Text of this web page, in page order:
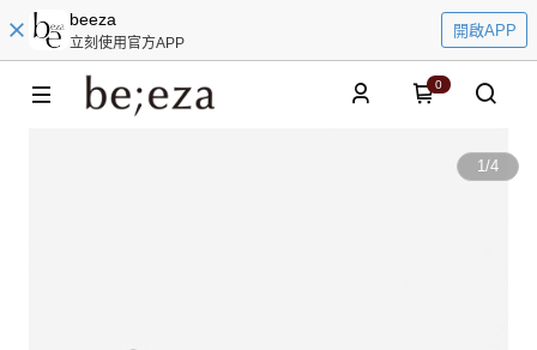
beeza
立刻使用官方APP
開啟APP
0
1/4